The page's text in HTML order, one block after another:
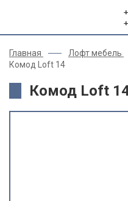
Главная Лофт мебель
Комод Loft 14
Комод Loft